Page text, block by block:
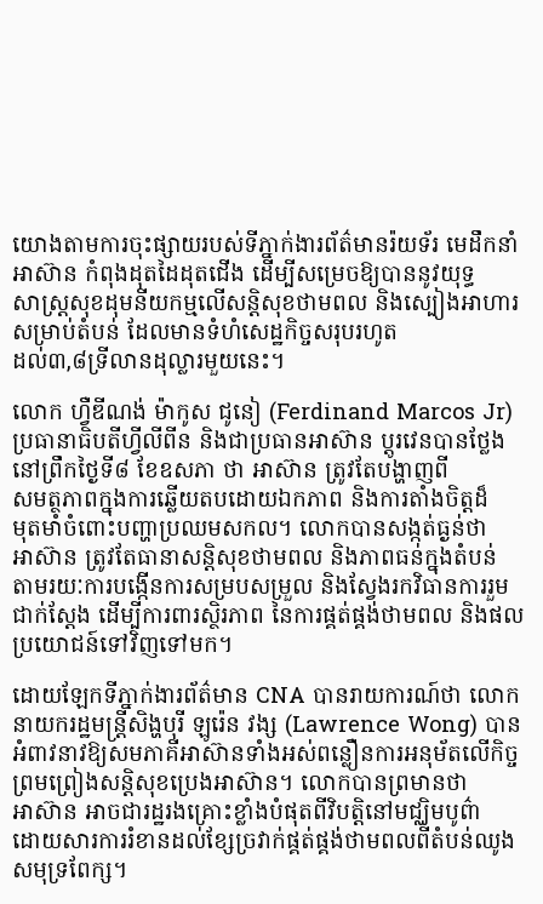
យោងតាមការចុះផ្សាយរបស់ទីភ្នាក់ងារព័ត៌មានរ៉យទ័រ មេដឹកនាំ
អាស៊ាន កំពុងដុតដៃដុតជើង ដើម្បីសម្រេចឱ្យបាននូវយុទ្ធ
សាស្ត្រសុខដុមនីយកម្មលើសន្តិសុខថាមពល និងស្បៀងអាហារ
សម្រាប់តំបន់ ដែលមានទំហំសេដ្ឋកិច្ចសរុបរហូត
ដល់៣,៨ទ្រីលានដុល្លារមួយនេះ។
លោក ហ្វឺឌីណង់ ម៉ាកូស ជូនៀ (Ferdinand Marcos Jr)
ប្រធានាធិបតីហ្វីលីពីន និងជាប្រធានអាស៊ាន ប្តូរវេនបានថ្លែង
នៅព្រឹកថ្ងៃទី៨ ខែឧសភា ថា អាស៊ាន ត្រូវតែបង្ហាញពី
សមត្ថភាពក្នុងការឆ្លើយតបដោយឯកភាព និងការតាំងចិត្តដ៏
មុតមាំចំពោះបញ្ហាប្រឈមសកល។ លោកបានសង្កត់ធ្ងន់ថា
អាស៊ាន ត្រូវតែធានាសន្តិសុខថាមពល និងភាពធន់ក្នុងតំបន់
តាមរយៈការបង្កើនការសម្របសម្រួល និងស្វែងរកវិធានការរួម
ជាក់ស្តែង ដើម្បីការពារស្ថិរភាព នៃការផ្គត់ផ្គង់ថាមពល និងផល
ប្រយោជន៍ទៅវិញទៅមក។
ដោយឡែកទីភ្នាក់ងារព័ត៌មាន CNA បានរាយការណ៍ថា លោក
នាយករដ្ឋមន្ត្រីសិង្ហបុរី ឡូរ៉េន វង្ស (Lawrence Wong) បាន
អំពាវនាវឱ្យសមភាគីអាស៊ានទាំងអស់ពន្លឿនការអនុម័តលើកិច្ច
ព្រមព្រៀងសន្តិសុខប្រេងអាស៊ាន។ លោកបានព្រមានថា
អាស៊ាន អាចជារដ្ឋរងគ្រោះខ្លាំងបំផុតពីវិបត្តិនៅមជ្ឈិមបូព៌ា
ដោយសារការរំខានដល់ខ្សែច្រវាក់ផ្គត់ផ្គង់ថាមពលពីតំបន់ឈូង
សមុទ្រពែក្ស។